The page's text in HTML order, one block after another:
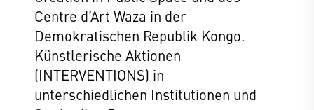
Centre d’Art Waza in der
Demokratischen Republik Kongo.
Künstlerische Aktionen
(INTERVENTIONS) in
unterschiedlichen Institutionen und